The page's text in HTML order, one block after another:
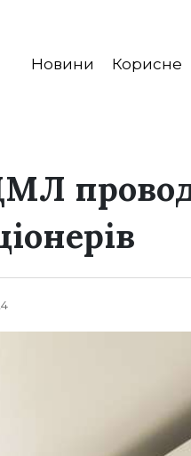
Новини Корисне